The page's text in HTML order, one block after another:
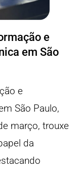
e
em São
e
São Paulo,
março, trouxe
da